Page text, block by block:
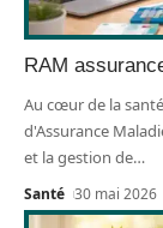
RAM
Au cœur de la
d'Assurance
et la gestion de…
Santé 30 mai 2026